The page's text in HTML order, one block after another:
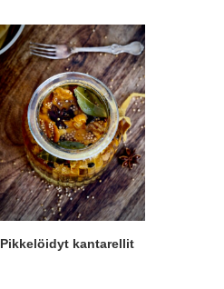
Pikkelöidyt kantarellit